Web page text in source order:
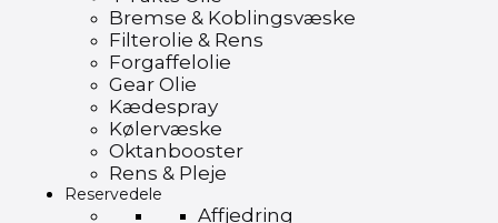
Bremse & Koblingsvæske
Filterolie & Rens
Forgaffelolie
Gear Olie
Kædespray
Kølervæske
Oktanbooster
Rens & Pleje
Reservedele
Affjedring